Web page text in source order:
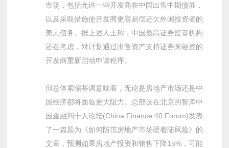
市场，包括允许一些开发商在中国出售中期债券，
以及采取措施使开发商更容易偿还欠外国投资者的
美元债务。据上述人士称，中国最高证券监管机构
还在考虑，对计划通过出售资产支持证券来融资的
开发商重新启动申请程序。
但总体紧缩基调意味着，无论是房地产市场还是中
国经济都将面临更大阻力。总部设在北京的智库中
国金融四十人论坛(China Finance 40 Forum)发表
了一篇题为《如何防范房地产市场硬着陆风险》的
文章，预测如果房地产投资和销售下降15%，可能